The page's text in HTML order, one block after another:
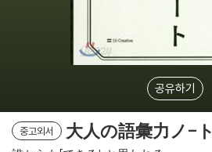
공유하기
중고외서 大人の語彙力ノ-ト